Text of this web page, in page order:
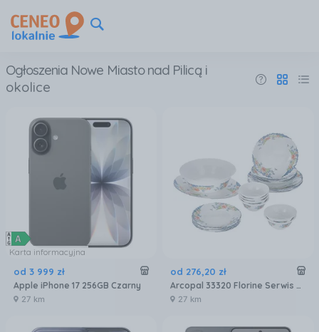
Ogłoszenia Nowe Miasto nad Pilicą i
okolice
Karta informacyjna
od 3 999 zł
Apple iPhone 17 256GB Czarny
27 km
od 276,20 zł
Arcopal 33320 Florine Serwis Zestaw Obiadowy 26EL
27 km